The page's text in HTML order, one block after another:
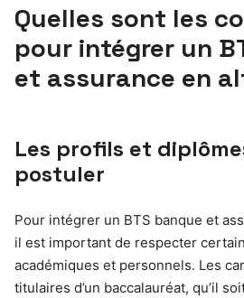
Quelles sont les
pour intégrer un
et assurance en
Les profils et
postuler
Pour intégrer un BTS banque et
il est important de respecter
académiques et personnels. Les
titulaires d’un baccalauréat, qu’il